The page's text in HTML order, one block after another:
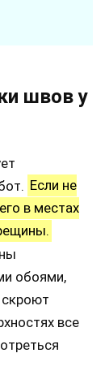
швов у
Если не
в местах
обоями,
все